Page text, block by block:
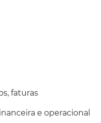
faturas
e operacional